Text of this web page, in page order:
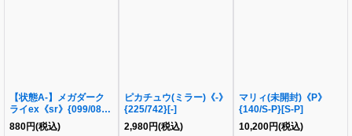
【状態A-】メガダーク
ライex《sr》{099/081}
[M5]
880円(税込)
ピカチュウ(ミラー)《-》
{225/742}[-]
2,980円(税込)
マリィ(未開封)《P》
{140/S-P}[S-P]
10,200円(税込)